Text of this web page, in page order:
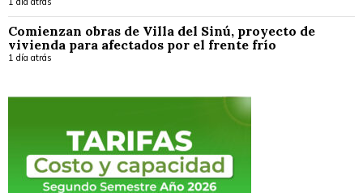
Comienzan obras de Villa del Sinú, proyecto de
vivienda para afectados por el frente frío
1 día atrás